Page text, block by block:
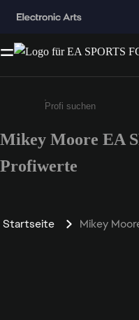
Gib
Mikey Moore EA
Profiwerte
Startseite Mikey